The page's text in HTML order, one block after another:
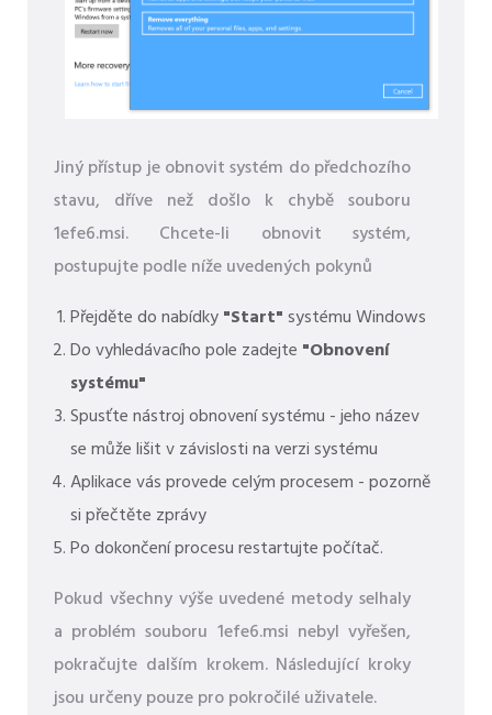
Jiný přístup je obnovit systém do předchozího
stavu, dříve než došlo k chybě souboru
1efe6.msi. Chcete-li obnovit systém,
postupujte podle níže uvedených pokynů
Přejděte do nabídky"Start"systému Windows
Do vyhledávacího pole zadejte "Obnovení
systému"
Spusťte nástroj obnovení systému - jeho název
se může lišit v závislosti na verzi systému
Aplikace vás provede celým procesem - pozorně
si přečtěte zprávy
Po dokončení procesu restartujte počítač.
Pokud všechny výše uvedené metody selhaly
a problém souboru 1efe6.msi nebyl vyřešen,
pokračujte dalším krokem. Následující kroky
jsou určeny pouze pro pokročilé uživatele.